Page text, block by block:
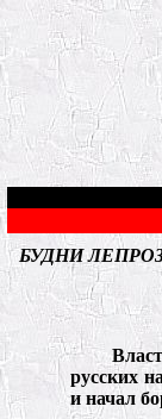
БУДНИ
русских
и начал